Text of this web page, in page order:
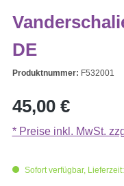
DE
Produktnummer: F532001
Regulärer Preis:
45,00 €
* Preise inkl. MwSt.
Sofort verfügbar,